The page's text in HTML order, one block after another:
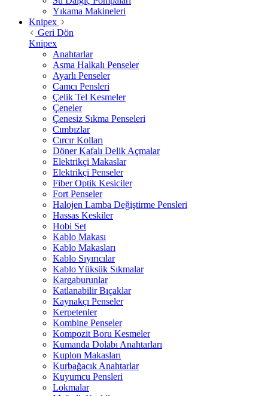
Yıkama Makineleri
Knipex
Geri Dön
Knipex
Anahtarlar
Asma Halkalı Penseler
Ayarlı Penseler
Camcı Pensleri
Çelik Tel Kesmeler
Çeneler
Çenesiz Sıkma Penseleri
Cımbızlar
Cırcır Kolları
Döner Kafalı Delik Açmalar
Elektrikçi Makaslar
Elektrikçi Penseler
Fiber Optik Kesiciler
Fort Penseler
Halojen Lamba Değiştirme Pensleri
Hassas Keskiler
Hobi Set
Kablo Makası
Kablo Makasları
Kablo Sıyırıcılar
Kablo Yüksük Sıkmalar
Kargaburunlar
Katlanabilir Bıçaklar
Kaynakçı Penseler
Kerpetenler
Kombine Penseler
Kompozit Boru Kesmeler
Kumanda Dolabı Anahtarları
Kuplon Makasları
Kurbağacık Anahtarlar
Kuyumcu Pensleri
Lokmalar